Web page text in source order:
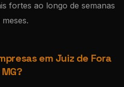
fortes ao longo de semanas
meses.
em Juiz de Fora
MG?